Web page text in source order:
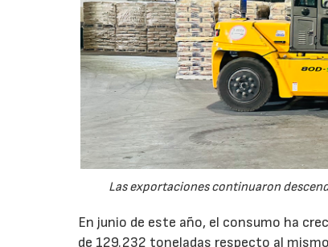
Las exportaciones continuaron
En junio de este año, el consumo ha
de 129.232 toneladas respecto al